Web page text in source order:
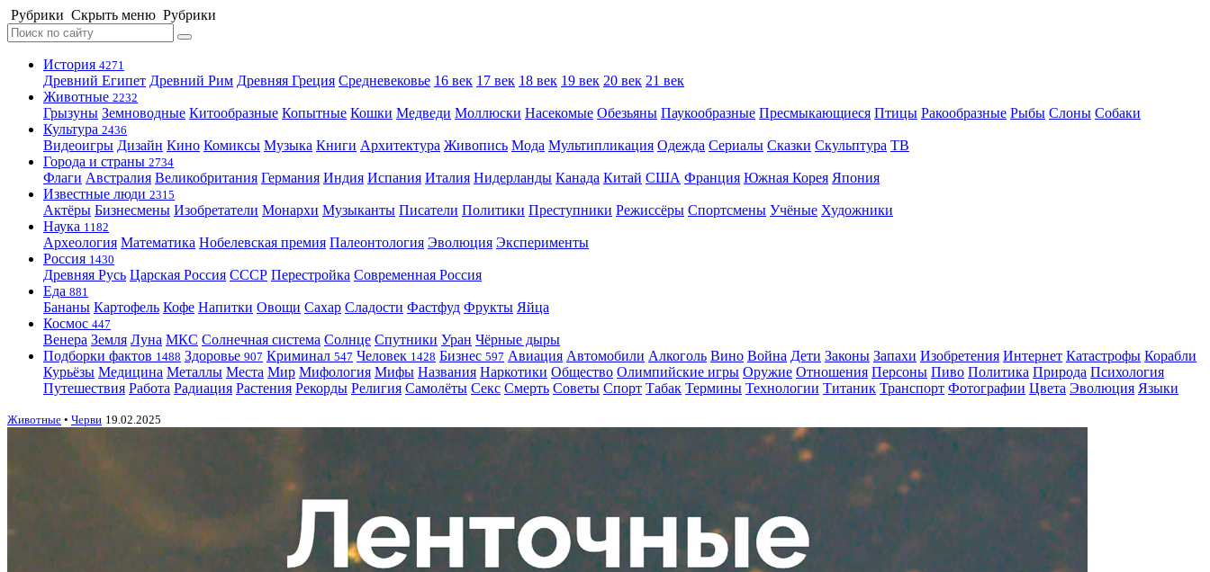
Рубрики Скрыть меню Рубрики
История 4271
Древний Египет Древний Рим Древняя Греция Средневековье 16 век 17 век 18 век 19 век 20 век 21 век
Животные 2232
Грызуны Земноводные Китообразные Копытные Кошки Медведи Моллюски Насекомые Обезьяны Паукообразные Пресмыкающиеся Птицы Ракообразные Рыбы Слоны Собаки
Культура 2436
Видеоигры Дизайн Кино Комиксы Музыка Книги Архитектура Живопись Мода Мультипликация Одежда Сериалы Сказки Скульптура ТВ
Города и страны 2734
Флаги Австралия Великобритания Германия Индия Испания Италия Нидерланды Канада Китай США Франция Южная Корея Япония
Известные люди 2315
Актёры Бизнесмены Изобретатели Монархи Музыканты Писатели Политики Преступники Режиссёры Спортсмены Учёные Художники
Наука 1182
Археология Математика Нобелевская премия Палеонтология Эволюция Эксперименты
Россия 1430
Древняя Русь Царская Россия СССР Перестройка Современная Россия
Еда 881
Бананы Картофель Кофе Напитки Овощи Сахар Сладости Фастфуд Фрукты Яйца
Космос 447
Венера Земля Луна МКС Солнечная система Солнце Спутники Уран Чёрные дыры
Подборки фактов 1488 Здоровье 907 Криминал 547 Человек 1428 Бизнес 597 Авиация Автомобили Алкоголь Вино Война Дети Законы Запахи Изобретения Интернет Катастрофы Корабли
Курьёзы Медицина Металлы Места Мир Мифология Мифы Названия Наркотики Общество Олимпийские игры Оружие Отношения Персоны Пиво Политика Природа Психология
Путешествия Работа Радиация Растения Рекорды Религия Самолёты Секс Смерть Советы Спорт Табак Термины Технологии Титаник Транспорт Фотографии Цвета Эволюция Языки
Животные • Черви 19.02.2025